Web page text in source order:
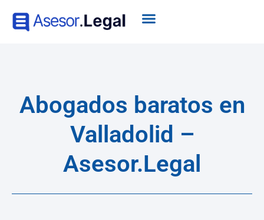
Abogados baratos en
Valladolid –
Asesor.Legal